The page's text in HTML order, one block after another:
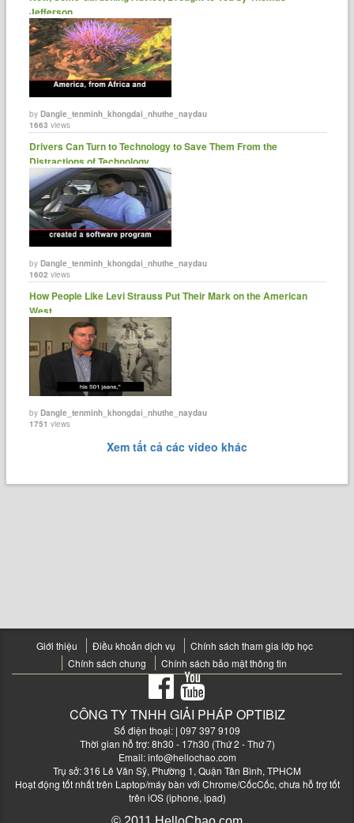
Jefferson.
byDangle_tenminh_khongdai_nhuthe_naydau
1663 views
Drivers Can Turn to Technology to Save Them From the
Distractions of Technology.
byDangle_tenminh_khongdai_nhuthe_naydau
1602 views
How People Like Levi Strauss Put Their Mark on the American
West
byDangle_tenminh_khongdai_nhuthe_naydau
1751 views
Xem tất cả các video khác
Giới thiệu Điều khoản dịch vụ
Chính sách tham gia lớp học
Chính sách chung
Chính sách bảo mật thông tin
CÔNG TY TNHH GIẢI PHÁP OPTIBIZ
Số điện thoại: | 097 397 9109
Thời gian hỗ trợ: 8h30 - 17h30 (Thứ 2 - Thứ 7)
Email:info@hellochao.com
Trụ sở: 316 Lê Văn Sỹ, Phường 1, Quận Tân Bình, TPHCM
Hoạt động tốt nhất trên Laptop/máy bàn với Chrome/CốcCốc, chưa hỗ trợ tốt
trên iOS (iphone, ipad)